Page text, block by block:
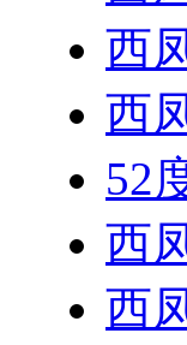
西
西
52
西
西